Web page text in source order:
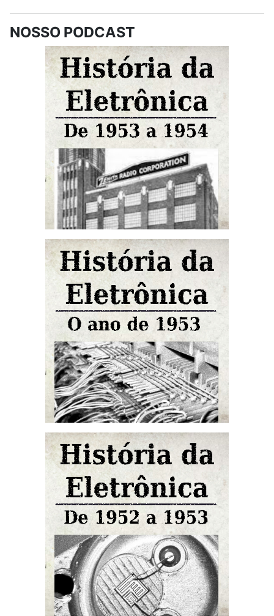
NOSSO PODCAST